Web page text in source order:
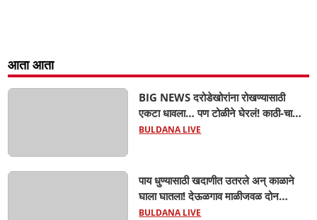
आता आता
BIG NEWS दरोडेखोरांना रोखण्यासाठी
एकटा धावला… पण टोळीने घेरलं! काठी-चाकूचे
सपासप वार; ५२ वर्षीय शेतकऱ्याचा दुर्दैवी अंत!
BULDANA LIVE
पाय धुण्यासाठी खदाणीत उतरले अन् काळाने
घाला घातला! देऊळगाव माळीजवळ दोन
चिमुकल्यांचा बुडून दुर्दैवी मृत्यू; कोराडी प्रकल्प
BULDANA LIVE